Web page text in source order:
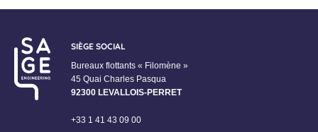
SIÈGE SOCIAL
Bureaux flottants « Filomène »
45 Quai Charles Pasqua
92300 LEVALLOIS-PERRET
+33 1 41 43 09 00